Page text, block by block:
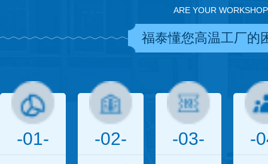
ARE YOUR
福泰懂您高温工厂的
-01- -02- -03- -